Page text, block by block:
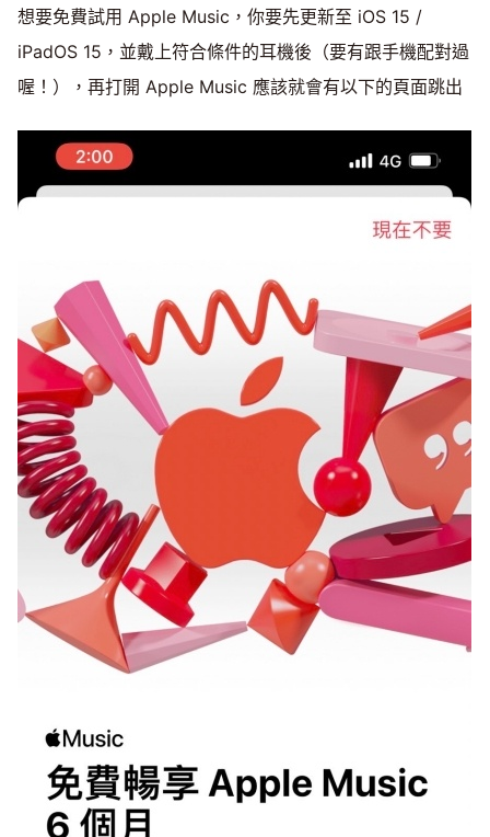
想要免費試用 Apple Music，你要先更新至 iOS 15 /
iPadOS 15，並戴上符合條件的耳機後（要有跟手機配對過
喔！），再打開 Apple Music 應該就會有以下的頁面跳出